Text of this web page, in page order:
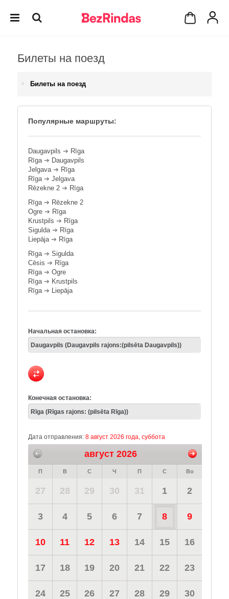
Билеты на поезд
Билеты на поезд
Популярные маршруты:
Daugavpils ➔ Rīga
Rīga➔ Daugavpils
Jelgava➔ Rīga
Rīga➔ Jelgava
Rēzekne 2 ➔ Rīga
Rīga➔ Rēzekne 2
Ogre ➔ Rīga
Krustpils ➔ Rīga
Sigulda➔ Rīga
Liepāja➔ Rīga
Rīga➔ Sigulda
Cēsis ➔ Rīga
Rīga➔ Ogre
Rīga➔ Krustpils
Rīga➔ Liepāja
Начальная остановка:
Конечная остановка:
Дата отправления: 8 август 2026 года, суббота
август 2026
П В С Ч П С Во
27 28 29 30 31 1 2
3 4 5 6 7 8 9
10 11 12 13 14 15 16
17 18 19 20 21 22 23
24 25 26 27 28 29 30